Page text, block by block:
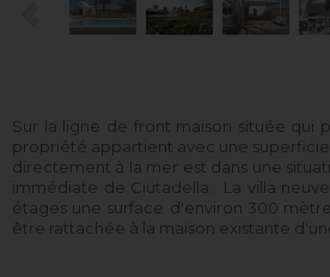
Sur la ligne de front maison située qui
propriété appartient avec une superficie
directement à la mer est dans une
immédiate de Ciutadella. La villa
étages une surface d'environ 300
être rattachée à la maison existante